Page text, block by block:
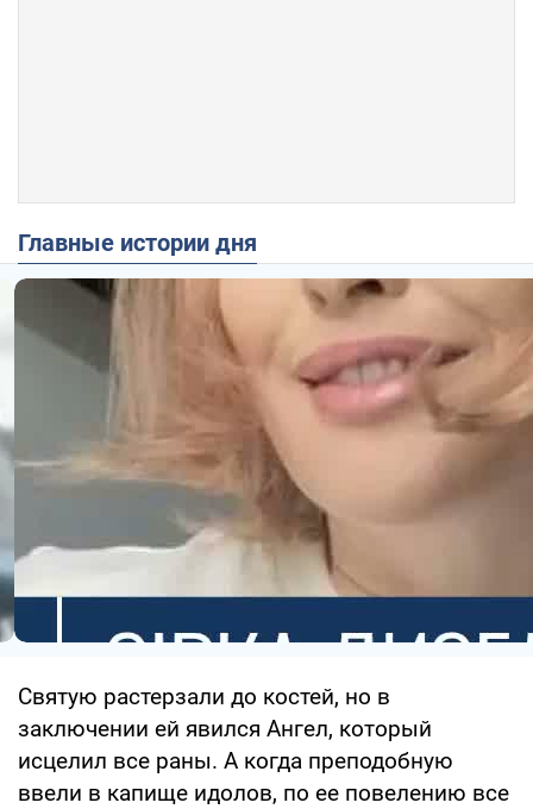
Главные истории дня
Святую растерзали до костей, но в
заключении ей явился Ангел, который
исцелил все раны. А когда преподобную
ввели в капище идолов, по ее повелению все